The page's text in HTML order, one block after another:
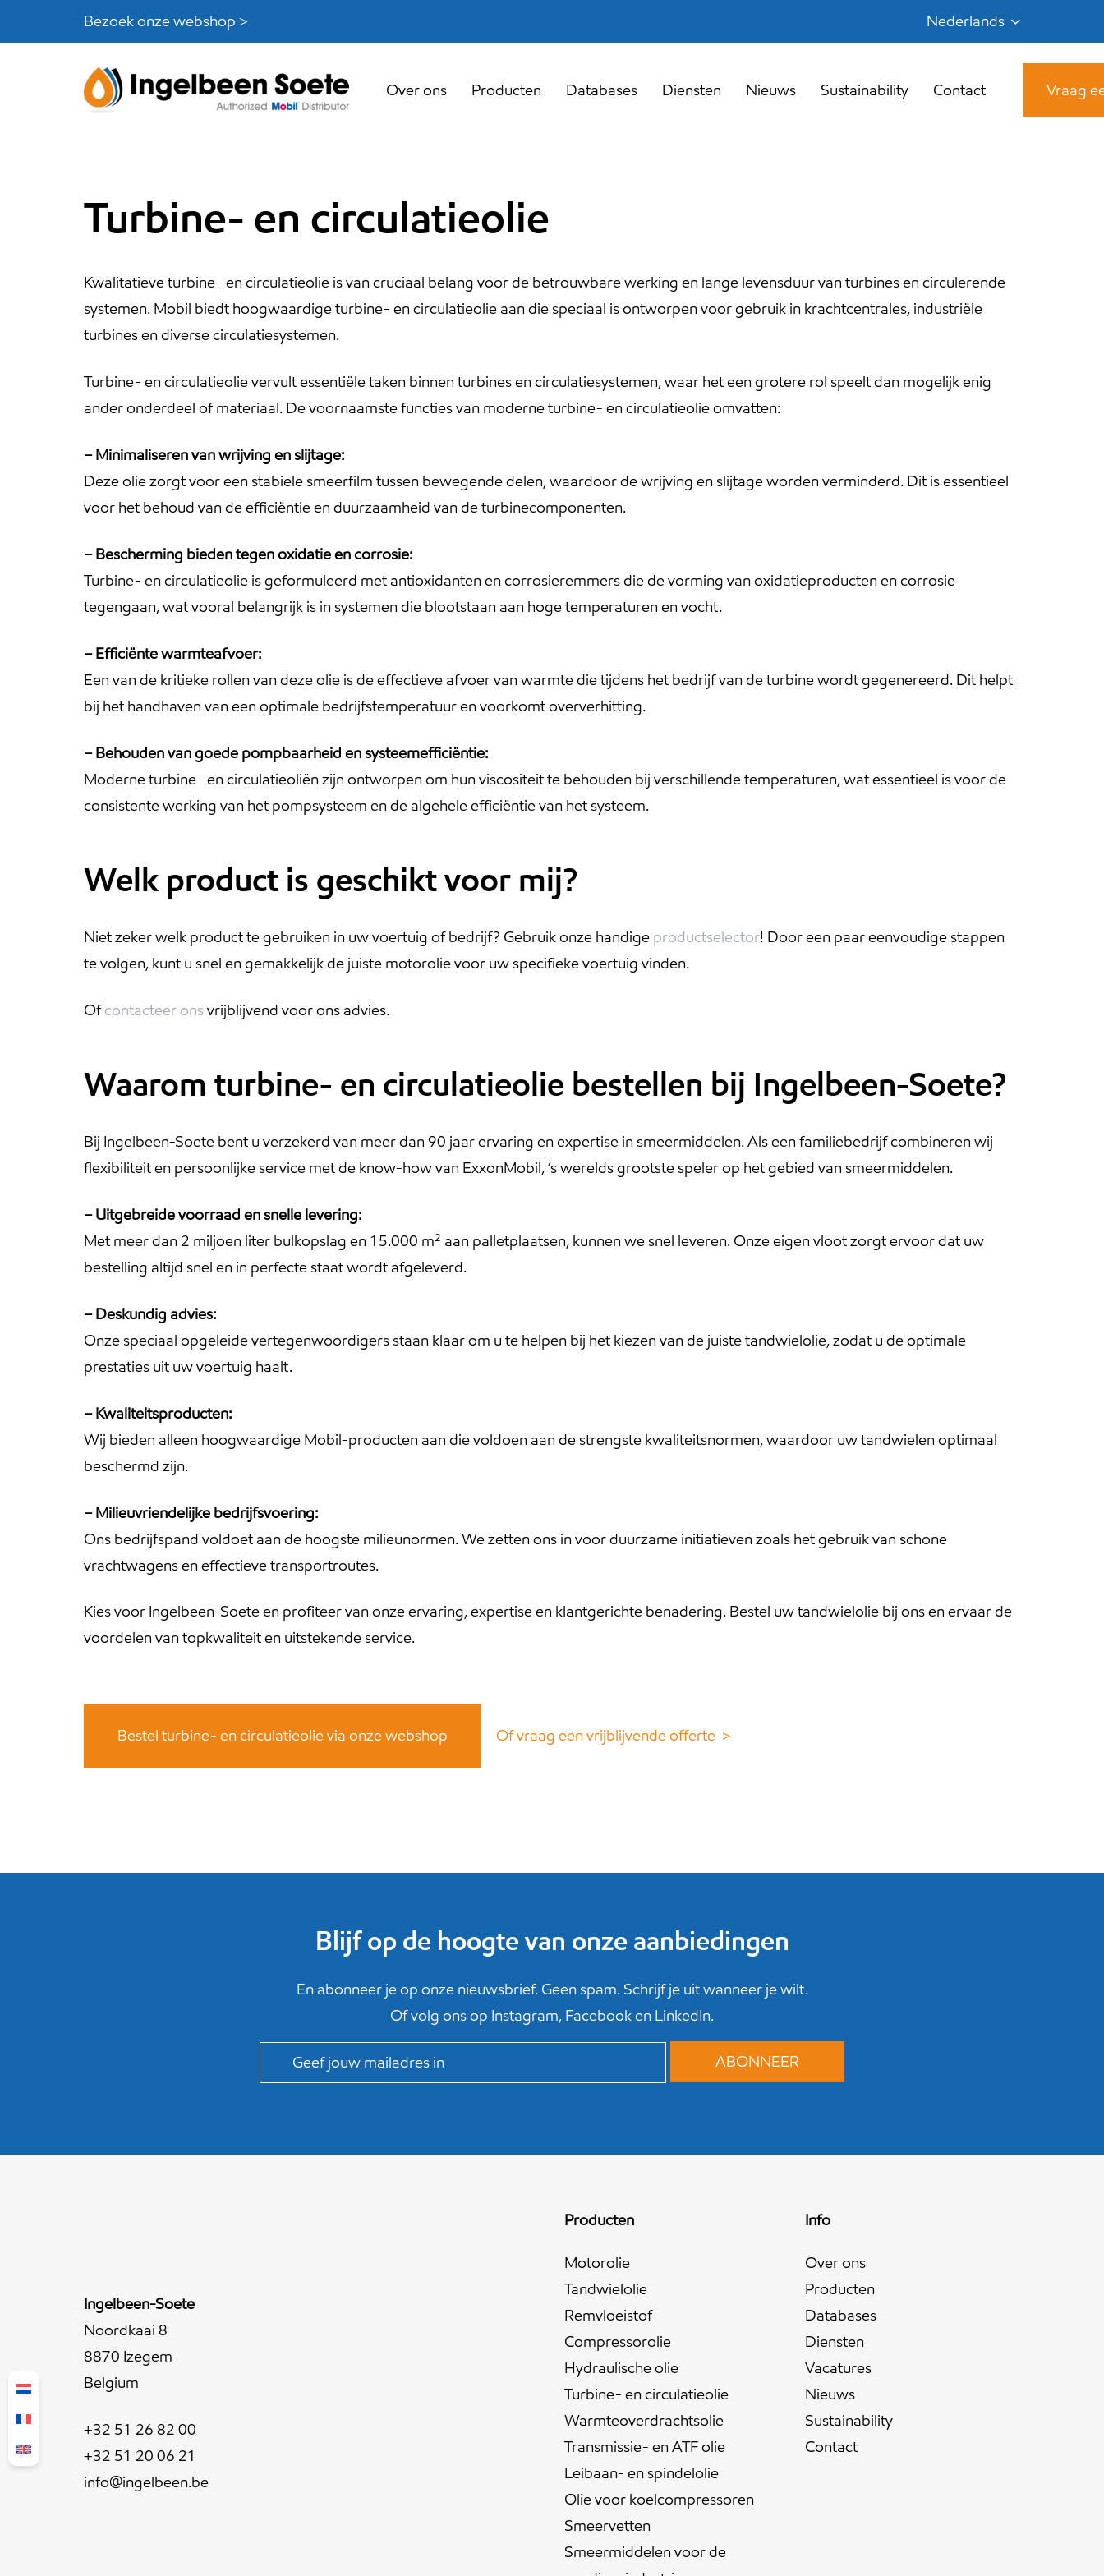
links
to
Bezoek onze webshop > Nederlands
Over ons Producten Databases Diensten Nieuws Sustainability Contact Vraag
Turbine- en circulatieolie
Kwalitatieve turbine- en circulatieolie is van cruciaal belang voor de betrouwbare werking en lange levensduur van turbines en circulerende
systemen. Mobil biedt hoogwaardige turbine- en circulatieolie aan die speciaal is ontworpen voor gebruik in krachtcentrales, industriële
turbines en diverse circulatiesystemen.
Turbine- en circulatieolie vervult essentiële taken binnen turbines en circulatiesystemen, waar het een grotere rol speelt dan mogelijk enig
ander onderdeel of materiaal. De voornaamste functies van moderne turbine- en circulatieolie omvatten:
– Minimaliseren van wrijving en slijtage:
Deze olie zorgt voor een stabiele smeerfilm tussen bewegende delen, waardoor de wrijving en slijtage worden verminderd. Dit is essentieel
voor het behoud van de efficiëntie en duurzaamheid van de turbinecomponenten.
– Bescherming bieden tegen oxidatie en corrosie:
Turbine- en circulatieolie is geformuleerd met antioxidanten en corrosieremmers die de vorming van oxidatieproducten en corrosie
tegengaan, wat vooral belangrijk is in systemen die blootstaan aan hoge temperaturen en vocht.
– Efficiënte warmteafvoer:
Een van de kritieke rollen van deze olie is de effectieve afvoer van warmte die tijdens het bedrijf van de turbine wordt gegenereerd. Dit helpt
bij het handhaven van een optimale bedrijfstemperatuur en voorkomt oververhitting.
– Behouden van goede pompbaarheid en systeemefficiëntie:
Moderne turbine- en circulatieoliën zijn ontworpen om hun viscositeit te behouden bij verschillende temperaturen, wat essentieel is voor de
consistente werking van het pompsysteem en de algehele efficiëntie van het systeem.
Welk product is geschikt voor mij?
Niet zeker welk product te gebruiken in uw voertuig of bedrijf? Gebruik onze handige productselector! Door een paar eenvoudige stappen
te volgen, kunt u snel en gemakkelijk de juiste motorolie voor uw specifieke voertuig vinden.
Ofcontacteer onsvrijblijvend voor ons advies.
Waarom turbine- en circulatieolie bestellen bij Ingelbeen-Soete?
Bij Ingelbeen-Soete bent u verzekerd van meer dan 90 jaar ervaring en expertise in smeermiddelen. Als een familiebedrijf combineren wij
flexibiliteit en persoonlijke service met de know-how van ExxonMobil, ’s werelds grootste speler op het gebied van smeermiddelen.
– Uitgebreide voorraad en snelle levering:
Met meer dan 2 miljoen liter bulkopslag en 15.000 m² aan palletplaatsen, kunnen we snel leveren. Onze eigen vloot zorgt ervoor dat uw
bestelling altijd snel en in perfecte staat wordt afgeleverd.
– Deskundig advies:
Onze speciaal opgeleide vertegenwoordigers staan klaar om u te helpen bij het kiezen van de juiste tandwielolie, zodat u de optimale
prestaties uit uw voertuig haalt.
– Kwaliteitsproducten:
Wij bieden alleen hoogwaardige Mobil-producten aan die voldoen aan de strengste kwaliteitsnormen, waardoor uw tandwielen optimaal
beschermd zijn.
– Milieuvriendelijke bedrijfsvoering:
Ons bedrijfspand voldoet aan de hoogste milieunormen. We zetten ons in voor duurzame initiatieven zoals het gebruik van schone
vrachtwagens en effectieve transportroutes.
Kies voor Ingelbeen-Soete en profiteer van onze ervaring, expertise en klantgerichte benadering. Bestel uw tandwielolie bij ons en ervaar de
voordelen van topkwaliteit en uitstekende service.
Bestel turbine- en circulatieolie via onze webshop Of vraag een vrijblijvende offerte ＞
Blijf op de hoogte van onze aanbiedingen
En abonneer je op onze nieuwsbrief. Geen spam. Schrijf je uit wanneer je wilt.
Of volg ons op Instagram, Facebooken LinkedIn.
Ingelbeen-Soete
Noordkaai 8
8870 Izegem
Belgium
+32 51 26 82 00
+32 51 20 06 21
info@ingelbeen.be
Producten
Motorolie
Tandwielolie
Remvloeistof
Compressorolie
Hydraulische olie
Turbine- en circulatieolie
Warmteoverdrachtsolie
Transmissie- en ATF olie
Leibaan- en spindelolie
Olie voor koelcompressoren
Smeervetten
Smeermiddelen voor de
Info
Over ons
Producten
Databases
Diensten
Vacatures
Nieuws
Sustainability
Contact